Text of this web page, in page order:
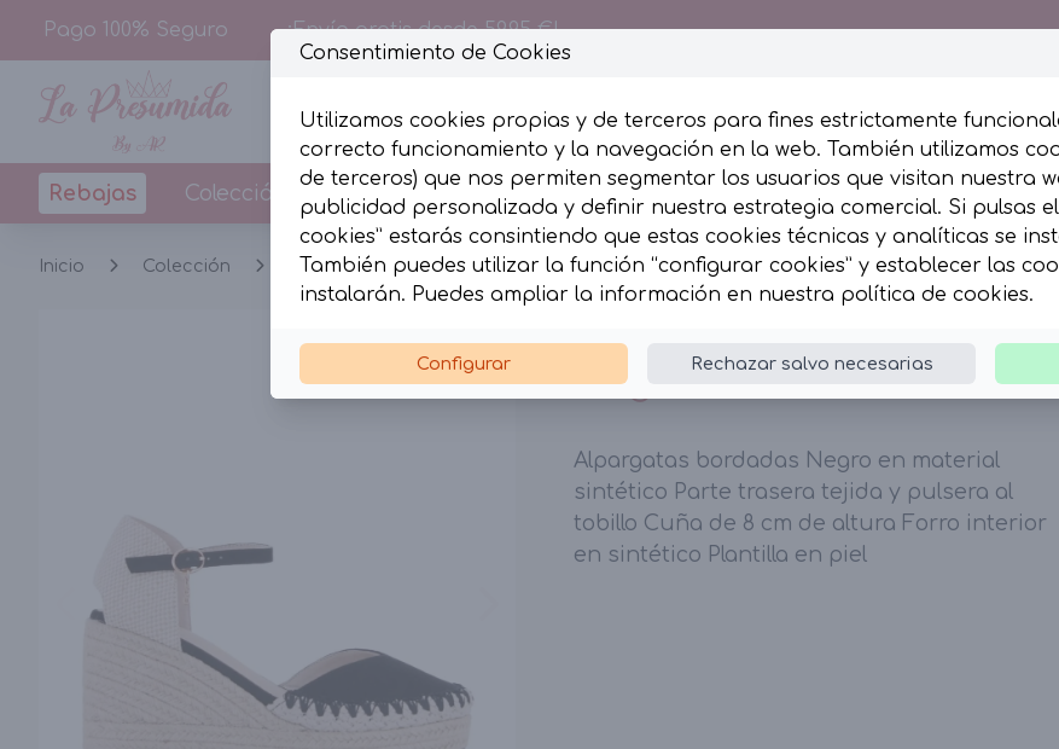
Pago 100% Seguro ¡Envío gratis desde 59,95 €!
Rebajas Colección Diseños By La Presumida Complementos
Inicio Colección Calzado Alpargatas bordadas Negro.
Alpargatas bordadas
Negro.
Alpargatas bordadas Negro en material
sintético Parte trasera tejida y pulsera al
tobillo Cuña de 8 cm de altura Forro interior
en sintético Plantilla en piel
Consentimiento de Cookies
Utilizamos cookies propias y de terceros para fines estrictamente
correcto funcionamiento y la navegación en la web. También utilizamos
de terceros) que nos permiten segmentar los usuarios que visitan nuestra
publicidad personalizada y definir nuestra estrategia comercial. Si pulsas
cookies” estarás consintiendo que estas cookies técnicas y analíticas se
También puedes utilizar la función “configurar cookies” y establecer las
instalarán. Puedes ampliar la información en nuestra política de cookies.
Configurar Rechazar salvo necesarias